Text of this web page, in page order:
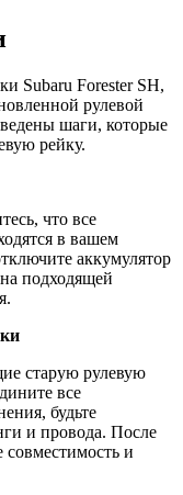
Subaru Forester SH,
рулевой
шаги, которые
рейку.
что все
в вашем
аккумулятор
подходящей
старую рулевую
все
будьте
и провода. После
совместимость и